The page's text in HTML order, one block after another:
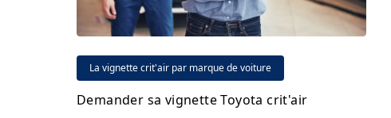
La vignette crit'air par marque de voiture
Demander sa vignette Toyota crit'air